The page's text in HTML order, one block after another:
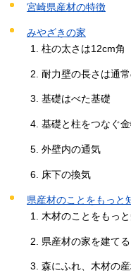
宮崎県産材の特徴
みやざきの家
柱の太さは12cm角
耐力壁の長さは通
基礎はべた基礎
基礎と柱をつなぐ
外壁内の通気
床下の換気
県産材のことをもっと
木材のことをもっ
県産材の家を建てる
森にふれ、木材の産